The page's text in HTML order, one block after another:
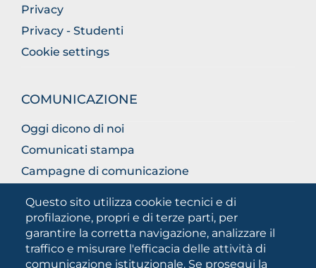
Questo sito utilizza cookie tecnici e di
profilazione, propri e di terze parti, per
garantire la corretta navigazione, analizzare il
traffico e misurare l'efficacia delle attività di
comunicazione istituzionale. Se prosegui la
Privacy
Privacy - Studenti
Cookie settings
COMUNICAZIONE
Oggi dicono di noi
Comunicati stampa
Campagne di comunicazione
Unifg Mag
Manuale di identità visiva
Facts and figures